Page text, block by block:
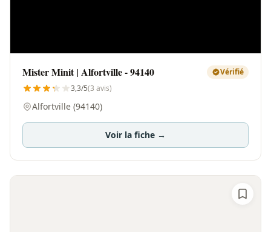
Mister Minit | Alfortville - 94140
Vérifié
3,3/5(3 avis)
Alfortville (94140)
Voir la fiche →